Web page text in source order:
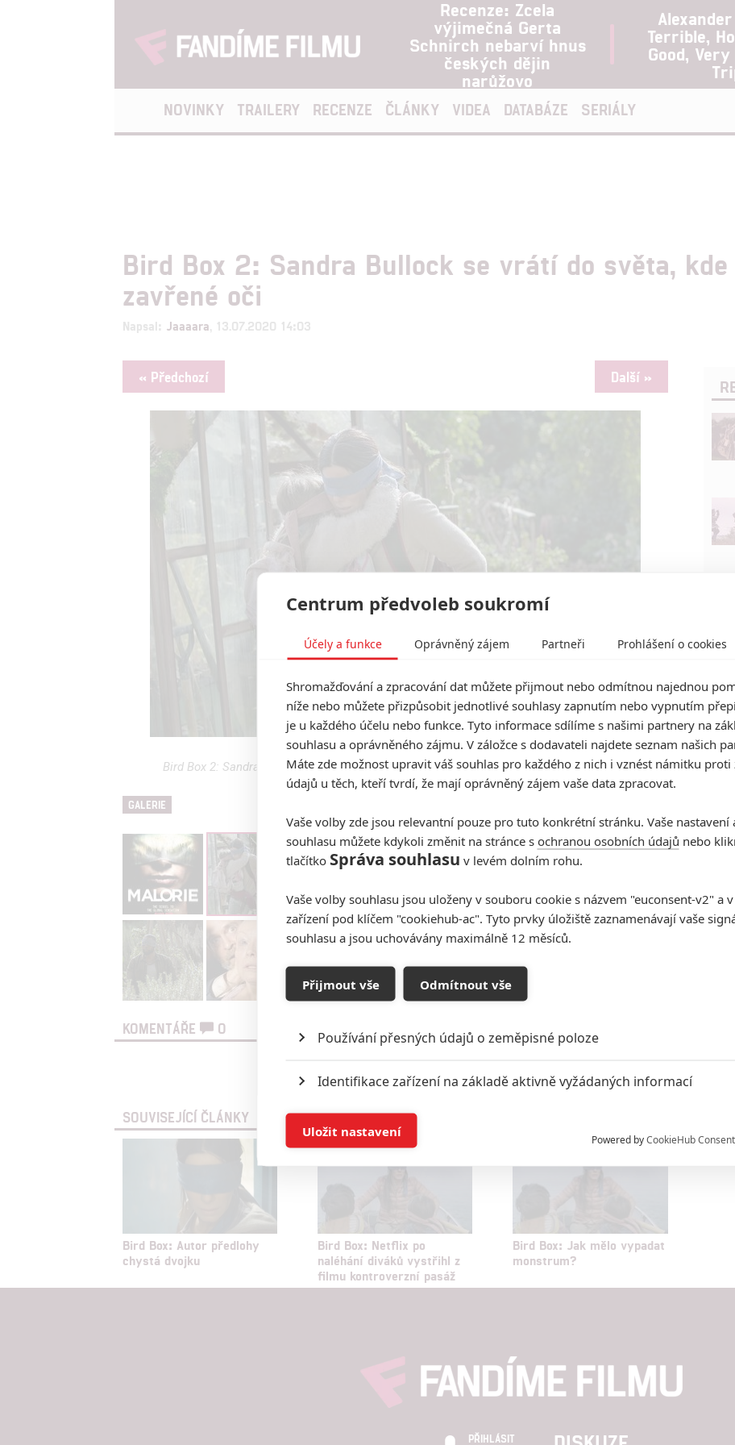
Recenze: Zcela
výjimečná Gerta
Schnirch nebarví hnus
českých dějin
narůžovo
Terrible,
Good,
NOVINKY TRAILERY RECENZE ČLÁNKY VIDEA DATABÁZE SERIÁLY
Bird Box 2: Sandra Bullock se vrátí do světa,
zavřené oči
Napsal: Jaaaara , 13.07.2020 14:03
« Předchozí Další »
Netflix
Bird Box 2: Sandra Bullock se vrátí do světa, kde musíte mít zavřené oči | Fandíme filmu
GALERIE
KOMENTÁŘE 0
Vstoupit do diskuze
SOUVISEJÍCÍ ČLÁNKY
Bird Box: Autor předlohy
chystá dvojku
Bird Box: Netflix po
naléhání diváků vystřihl z
filmu kontroverzní pasáž
Bird Box: Jak mělo vypadat
monstrum?
拆
PŘIHLÁSIT
Centrum předvoleb soukromí
Účely a funkce Oprávněný zájem Partneři Prohlášení o cookies
Shromažďování a zpracování dat můžete přijmout nebo odmítnou najednou
níže nebo můžete přizpůsobit jednotlivé souhlasy zapnutím nebo vypnutím
je u každého účelu nebo funkce. Tyto informace sdílíme s našimi partnery na
souhlasu a oprávněného zájmu. V záložce s dodavateli najdete seznam našich
Máte zde možnost upravit váš souhlas pro každého z nich i vznést námitku proti
údajů u těch, kteří tvrdí, že mají oprávněný zájem vaše data zpracovat.
Vaše volby zde jsou relevantní pouze pro tuto konkrétní stránku. Vaše nastavení
souhlasu můžete kdykoli změnit na stránce s ochranou osobních údajů nebo
tlačítko Správa souhlasu v levém dolním rohu.
Vaše volby souhlasu jsou uloženy v souboru cookie s názvem "euconsent-v2" a
zařízení pod klíčem "cookiehub-ac". Tyto prvky úložiště zaznamenávají vaše
souhlasu a jsou uchovávány maximálně 12 měsíců.
Přijmout vše Odmítnout vše
Používání přesných údajů o zeměpisné poloze
Identifikace zařízení na základě aktivně vyžádaných informací
Ukládání a/nebo přístup k informacím v zařízení
Reklama založená na omezených údajích a měření reklamy
Personalizovaný obsah, měření obsahu, průzkum publika a vývoj
služeb
Udělením souhlasu s účely a funkcemi zde uvedenými dáváte nám i našim
Powered byCookieHub
Uložit nastavení